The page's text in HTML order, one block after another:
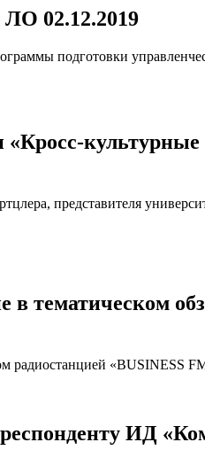
02.12.2019
подготовки
представителя
радиостанцией «BUSINESS
ИД